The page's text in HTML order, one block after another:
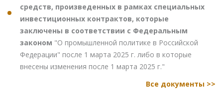
средств, произведенных в рамках специальных
инвестиционных контрактов, которые
заключены в соответствии с Федеральным
законом "О промышленной политике в Российской
Федерации" после 1 марта 2025 г. либо в которые
внесены изменения после 1 марта 2025 г."
Все документы >>